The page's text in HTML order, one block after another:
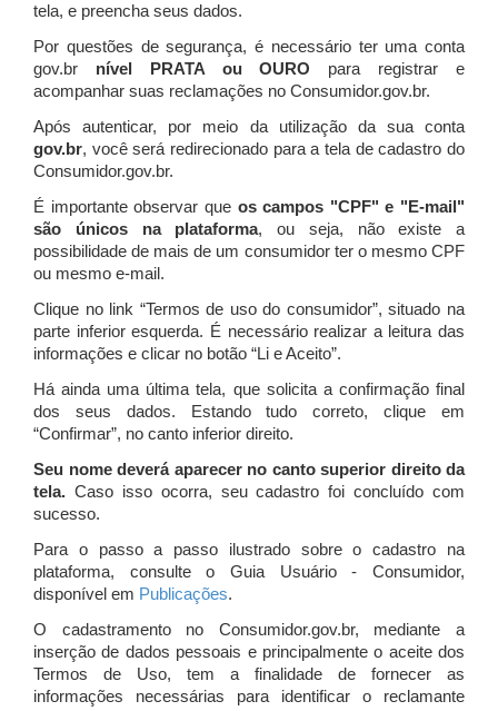
tela, e preencha seus dados.
Por questões de segurança, é necessário ter uma conta
gov.br nível PRATA ou OURO para registrar e
acompanhar suas reclamações no Consumidor.gov.br.
Após autenticar, por meio da utilização da sua conta
gov.br, você será redirecionado para a tela de cadastro do
Consumidor.gov.br.
É importante observar que os campos "CPF" e "E-mail"
são únicos na plataforma, ou seja, não existe a
possibilidade de mais de um consumidor ter o mesmo CPF
ou mesmo e-mail.
Clique no link “Termos de uso do consumidor”, situado na
parte inferior esquerda. É necessário realizar a leitura das
informações e clicar no botão “Li e Aceito”.
Há ainda uma última tela, que solicita a confirmação final
dos seus dados. Estando tudo correto, clique em
“Confirmar”, no canto inferior direito.
Seu nome deverá aparecer no canto superior direito da
tela. Caso isso ocorra, seu cadastro foi concluído com
sucesso.
Para o passo a passo ilustrado sobre o cadastro na
plataforma, consulte o Guia Usuário - Consumidor,
disponível em Publicações.
O cadastramento no Consumidor.gov.br, mediante a
inserção de dados pessoais e principalmente o aceite dos
Termos de Uso, tem a finalidade de fornecer as
informações necessárias para identificar o reclamante